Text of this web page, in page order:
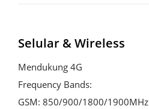
Selular & Wireless
Mendukung 4G
Frequency Bands:
GSM: 850/900/1800/1900MHz